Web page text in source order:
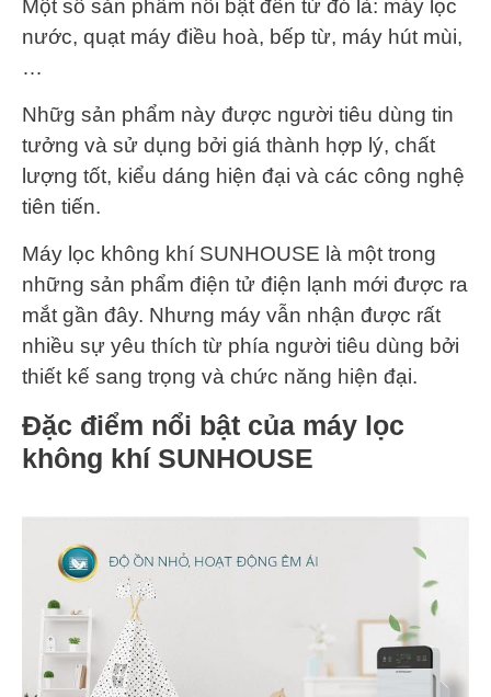
Một số sản phẩm nổi bật đến từ đó là: máy lọc
nước, quạt máy điều hoà, bếp từ, máy hút mùi,
…
Nhữg sản phẩm này được người tiêu dùng tin
tưởng và sử dụng bởi giá thành hợp lý, chất
lượng tốt, kiểu dáng hiện đại và các công nghệ
tiên tiến.
Máy lọc không khí SUNHOUSE là một trong
những sản phẩm điện tử điện lạnh mới được ra
mắt gần đây. Nhưng máy vẫn nhận được rất
nhiều sự yêu thích từ phía người tiêu dùng bởi
thiết kế sang trọng và chức năng hiện đại.
Đặc điểm nổi bật của máy lọc
không khí SUNHOUSE